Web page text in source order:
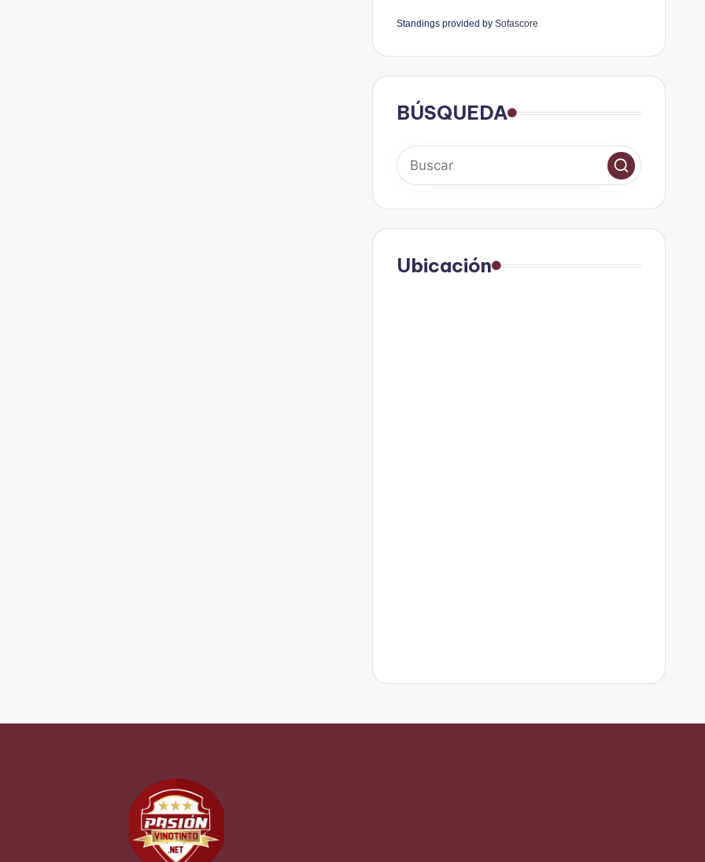
Standings provided by Sofascore
BÚSQUEDA
Ubicación